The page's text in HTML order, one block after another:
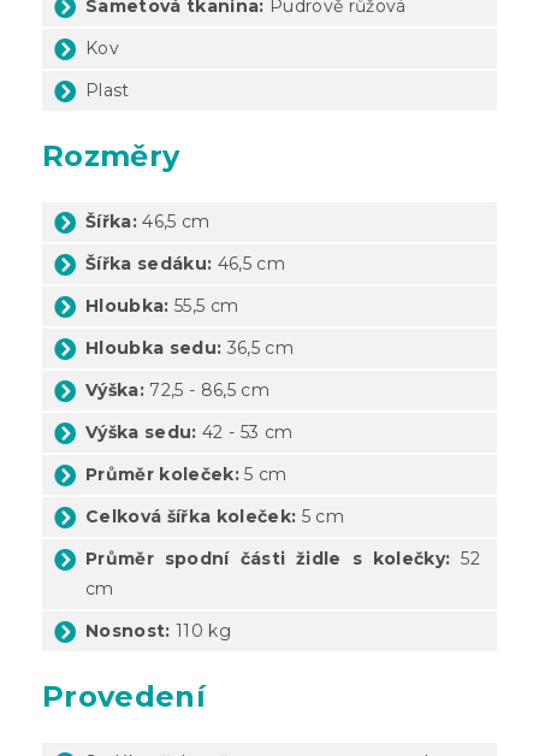
Sametová tkanina: Pudrově růžová
Kov
Plast
Rozměry
Šířka: 46,5 cm
Šířka sedáku: 46,5 cm
Hloubka: 55,5 cm
Hloubka sedu: 36,5 cm
Výška: 72,5 - 86,5 cm
Výška sedu: 42 - 53 cm
Průměr koleček: 5 cm
Celková šířka koleček: 5 cm
Průměr spodní části židle s kolečky:52
cm
Nosnost: 110 kg
Provedení